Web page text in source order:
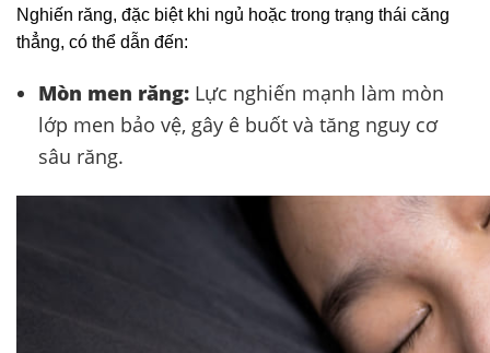
Nghiến răng, đặc biệt khi ngủ hoặc trong trạng thái căng
thẳng, có thể dẫn đến:​
Mòn men răng: Lực nghiến mạnh làm mòn
lớp men bảo vệ, gây ê buốt và tăng nguy cơ
sâu răng.